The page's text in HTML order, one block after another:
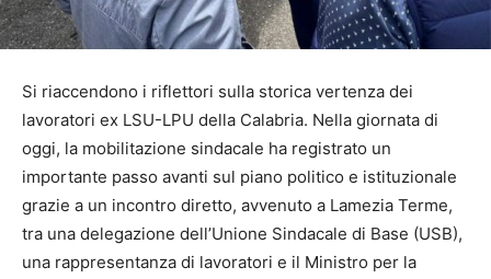
Si riaccendono i riflettori sulla storica vertenza dei
lavoratori ex LSU-LPU della Calabria. Nella giornata di
oggi, la mobilitazione sindacale ha registrato un
importante passo avanti sul piano politico e istituzionale
grazie a un incontro diretto, avvenuto a Lamezia Terme,
tra una delegazione dell’Unione Sindacale di Base (USB),
una rappresentanza di lavoratori e il Ministro per la